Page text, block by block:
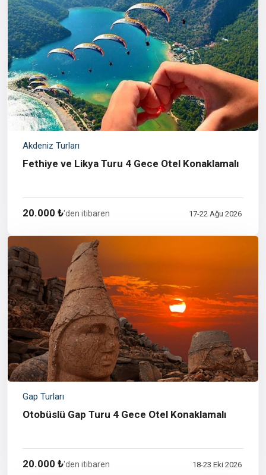
Akdeniz Turları
Fethiye ve Likya Turu 4 Gece Otel Konaklamalı
20.000 ₺'den itibaren 17-22 Ağu 2026
Gap Turları
Otobüslü Gap Turu 4 Gece Otel Konaklamalı
20.000 ₺'den itibaren 18-23 Eki 2026